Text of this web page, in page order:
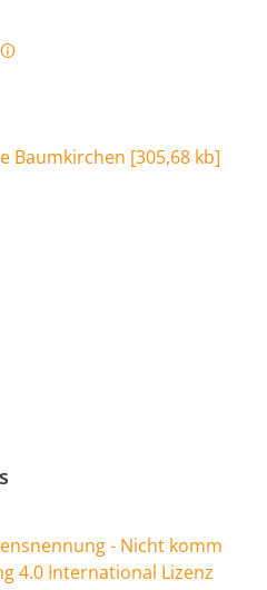
Baumkirchen [305,68 kb]
- Nicht komm
4.0 International Lizenz